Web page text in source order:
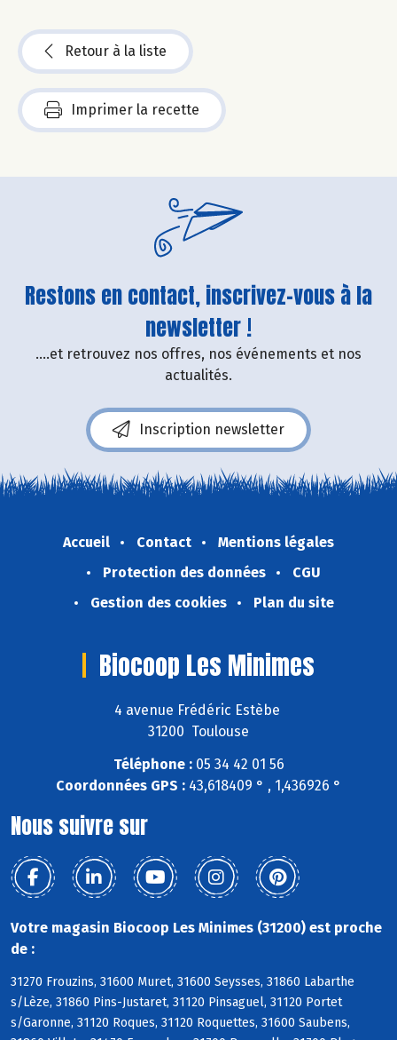
Retour à la liste
Imprimer la recette
Restons en contact, inscrivez-vous à la
newsletter !
....et retrouvez nos offres, nos événements et nos
actualités.
Inscription newsletter
Accueil Contact
Mentions légales
Protection des données
CGU
Gestion des cookies
Plan du site
Biocoop Les Minimes
4 avenue Frédéric Estèbe
31200 Toulouse
Téléphone :05 34 42 01 56
Coordonnées GPS : 43,618409 ° , 1,436926 °
Nous suivre sur
Votre magasin Biocoop Les Minimes (31200) est proche
de :
31270 Frouzins, 31600 Muret, 31600 Seysses, 31860 Labarthe
s/Lèze, 31860 Pins-Justaret, 31120 Pinsaguel, 31120 Portet
s/Garonne, 31120 Roques, 31120 Roquettes, 31600 Saubens,